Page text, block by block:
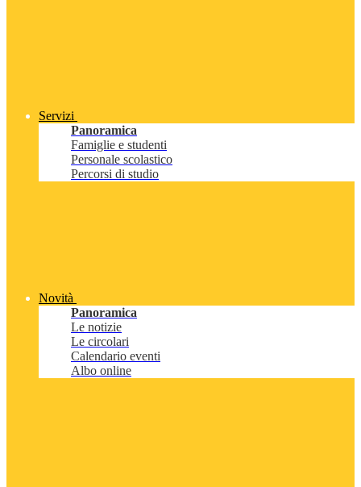
Servizi
Panoramica
Famiglie e studenti
Personale scolastico
Percorsi di studio
Novità
Panoramica
Le notizie
Le circolari
Calendario eventi
Albo online